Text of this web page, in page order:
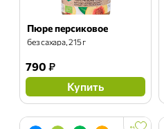
Пюре персиковое
без сахара, 215 г
790 ₽
Купить